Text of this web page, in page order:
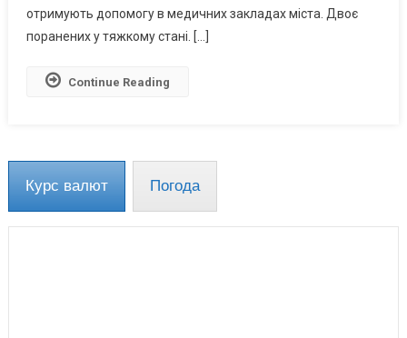
22
Поранені
отримують допомогу в медичних закладах міста. Двоє
поранених у тяжкому стані. […]
Continue Reading
Курс валют Погода